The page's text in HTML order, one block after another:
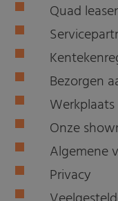
Quad
Bezorgen
Werkplaats
Onze
Algemene
Privacy